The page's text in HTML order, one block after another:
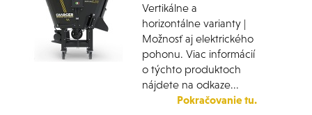
Vertikálne a
horizontálne varianty |
Možnosť aj elektrického
pohonu. Viac informácií
o týchto produktoch
nájdete na odkaze...
Pokračovanie tu.